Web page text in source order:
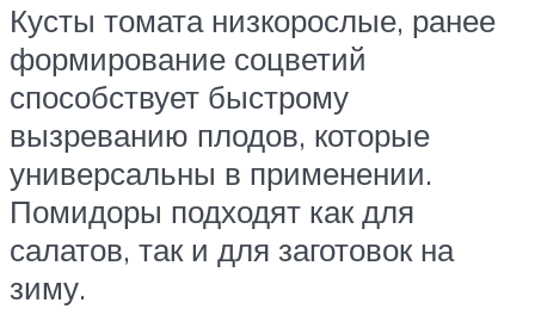
Кусты томата низкорослые, ранее
формирование соцветий
способствует быстрому
вызреванию плодов, которые
универсальны в применении.
Помидоры подходят как для
салатов, так и для заготовок на
зиму.